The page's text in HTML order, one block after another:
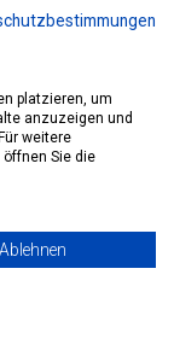
platzieren, um
anzuzeigen und
weitere
Sie die
Ablehnen
BLOG